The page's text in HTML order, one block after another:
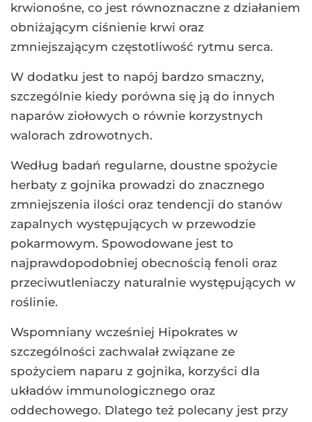
krwionośne, co jest równoznaczne z działaniem
obniżającym ciśnienie krwi oraz
zmniejszającym częstotliwość rytmu serca.
W dodatku jest to napój bardzo smaczny,
szczególnie kiedy porówna się ją do innych
naparów ziołowych o równie korzystnych
walorach zdrowotnych.
Według badań regularne, doustne spożycie
herbaty z gojnika prowadzi do znacznego
zmniejszenia ilości oraz tendencji do stanów
zapalnych występujących w przewodzie
pokarmowym. Spowodowane jest to
najprawdopodobniej obecnością fenoli oraz
przeciwutleniaczy naturalnie występujących w
roślinie.
Wspomniany wcześniej Hipokrates w
szczególności zachwalał związane ze
spożyciem naparu z gojnika, korzyści dla
układów immunologicznego oraz
oddechowego. Dlatego też polecany jest przy